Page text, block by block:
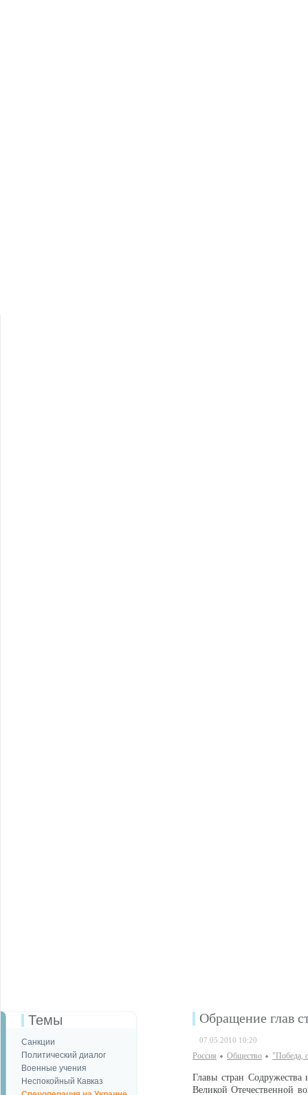
Темы
Санкции
Политический диалог
Военные учения
Неспокойный Кавказ
Обращение глав
07.05.2010 10:20
Россия Общество "Победа,
Главы стран Содружества
Великой Отечественной